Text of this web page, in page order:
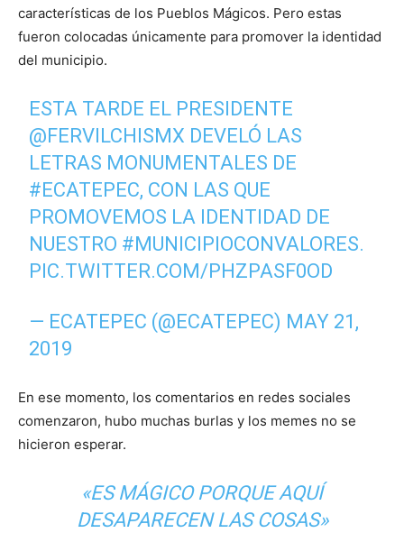
características de los Pueblos Mágicos. Pero estas
fueron colocadas únicamente para promover la identidad
del municipio.
ESTA TARDE EL PRESIDENTE
@FERVILCHISMX DEVELÓ LAS
LETRAS MONUMENTALES DE
#ECATEPEC, CON LAS QUE
PROMOVEMOS LA IDENTIDAD DE
NUESTRO #MUNICIPIOCONVALORES.
PIC.TWITTER.COM/PHZPASF0OD
— ECATEPEC (@ECATEPEC) MAY 21,
2019
En ese momento, los comentarios en redes sociales
comenzaron, hubo muchas burlas y los memes no se
hicieron esperar.
«ES MÁGICO PORQUE AQUÍ
DESAPARECEN LAS COSAS»